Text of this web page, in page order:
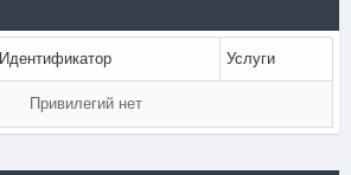
Идентификатор Услуги
Привилегий нет